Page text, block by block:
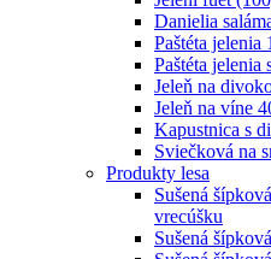
Danielia
Paštéta jelenia
Paštéta jelenia
Jeleň na
Jeleň na víne
Kapustnica s
Sviečková na
Produkty lesa
Sušená
vrecúšku
Sušená